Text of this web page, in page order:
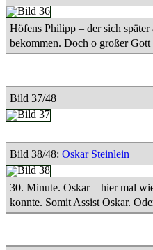
Höfens Philipp – der sich
bekommen. Doch o großer
Bild 37/48
Bild 38/48: Oskar Steinlein
30. Minute. Oskar – hier mal
konnte. Somit Assist Oskar.